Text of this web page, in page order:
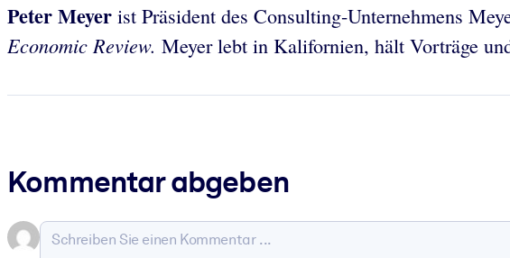
Peter Meyer ist Präsident des Consulting-Unternehmens
Economic Review. Meyer lebt in Kalifornien, hält Vorträge
Kommentar abgeben